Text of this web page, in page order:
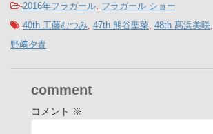
-2016年フラガール, フラガール ショー
-40th 工藤むつみ, 47th 熊谷聖菜, 48th 髙浜美咲,
野﨑夕貴
comment
コメント ※